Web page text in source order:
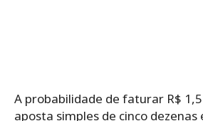
A probabilidade de faturar R$
aposta simples de cinco dezenas